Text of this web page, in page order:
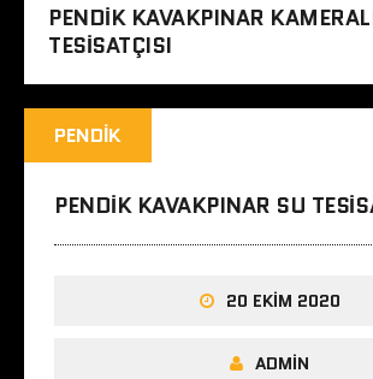
PENDIK KAVAKPINAR
TESISATÇISI
PENDIK
PENDIK KAVAKPINAR SU
20 EKIM 2020
ADMIN